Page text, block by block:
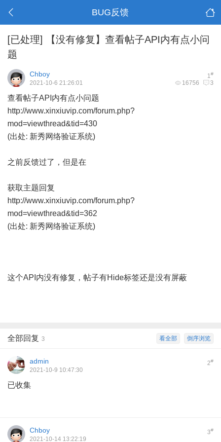
BUG反馈
[已处理]
【没有修复】查看帖子API内有点小问
题
1#
Chboy
16756 3
2021-10-6 21:26:01
查看帖子API内有点小问题
http://www.xinxiuvip.com/forum.php?
mod=viewthread&tid=430
(出处: 新秀网络验证系统)
之前反馈过了，但是在
获取主题回复
http://www.xinxiuvip.com/forum.php?
mod=viewthread&tid=362
(出处: 新秀网络验证系统)
这个API内没有修复，帖子有Hide标签还是没有屏蔽
倒序浏览
看全部
全部回复 3
2#
admin
2021-10-9 10:47:30
已收集
3#
Chboy
2021-10-14 13:22:19